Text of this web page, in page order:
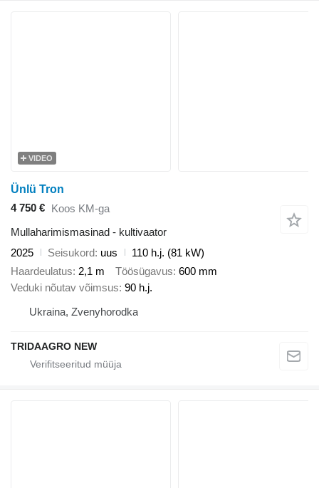
VIDEO
Ünlü Tron
4 750 € Koos KM-ga
Mullaharimismasinad - kultivaator
2025
Seisukord uus
110 h.j. (81 kW)
Haardeulatus 2,1 m Töösügavus 600 mm
Veduki nõutav võimsus 90 h.j.
Ukraina, Zvenyhorodka
TRIDAAGRO NEW